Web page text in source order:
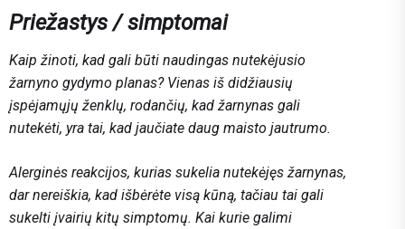
Priežastys / simptomai
Kaip žinoti, kad gali būti naudingas nutekėjusio
žarnyno gydymo planas? Vienas iš didžiausių
įspėjamųjų ženklų, rodančių, kad žarnynas gali
nutekėti, yra tai, kad jaučiate daug maisto jautrumo.
Alerginės reakcijos, kurias sukelia nutekėjęs žarnynas,
dar nereiškia, kad išbėrėte visą kūną, tačiau tai gali
sukelti įvairių kitų simptomų. Kai kurie galimi